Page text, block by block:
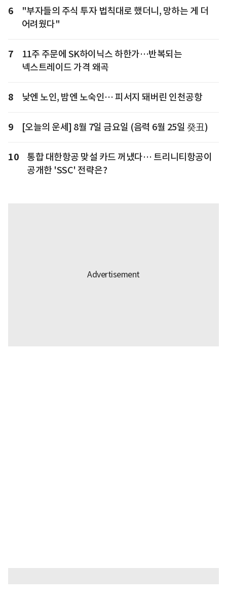
6
"부자들의 주식 투자 법칙대로 했더니, 망하는 게 더
어려웠다"
7
11주 주문에 SK하이닉스 하한가…반복되는
넥스트레이드 가격 왜곡
8 낮엔 노인, 밤엔 노숙인… 피서지 돼버린 인천공항
9 [오늘의 운세] 8월 7일 금요일 (음력 6월 25일 癸丑)
10
통합 대한항공 맞설 카드 꺼냈다… 트리니티항공이
공개한 'SSC' 전략은?